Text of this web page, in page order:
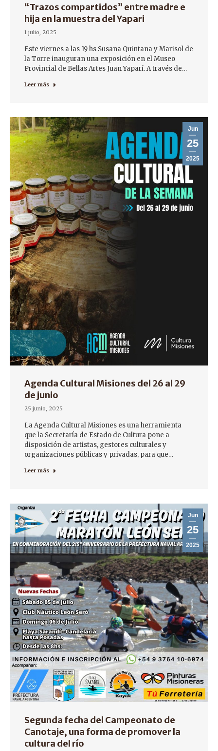
“Trazos compartidos” entre madre e
hija en la muestra del Yapari
1 julio, 2025
Este viernes a las 19 hs Susana Quintana y Marisol de
la Torre inauguran una exposición en el Museo
Provincial de Bellas Artes Juan Yaparí. A través de…
Leer más
Jun
25
2025
Agenda Cultural Misiones del 26 al 29
de junio
25 junio, 2025
La Agenda Cultural Misiones es una herramienta
que la Secretaría de Estado de Cultura pone a
disposición de artistas, gestores culturales y
organizaciones públicas y privadas, para que…
Leer más
Jun
25
2025
Segunda fecha del Campeonato de
Canotaje, una forma de promover la
cultura del río